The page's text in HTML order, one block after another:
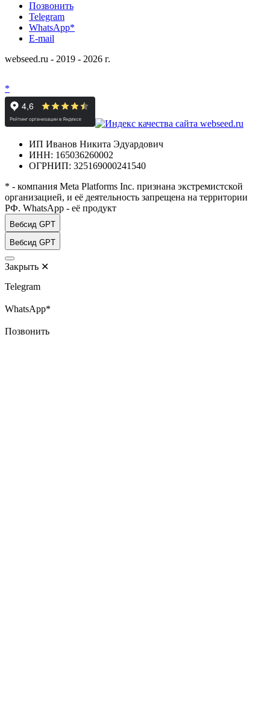
Позвонить
Telegram
WhatsApp*
E-mail
webseed.ru - 2019 - 2026 г.
*
ИП Иванов Никита Эдуардович
ИНН: 165036260002
ОГРНИП: 325169000241540
* - компания Meta Platforms Inc. признана экстремистской
организацией, и её деятельность запрещена на территории
РФ. WhatsApp - её продукт
Вебсид GPT
Вебсид GPT
Закрыть ✕
Telegram
WhatsApp*
Позвонить